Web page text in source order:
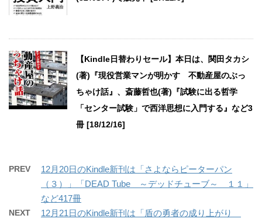
【Kindle日替わりセール】本日は、関田タカシ
(著)『現役営業マンが明かす 不動産屋のぶっ
ちゃけ話』、斎藤哲也(著)『試験に出る哲学
「センター試験」で西洋思想に入門する』など3
冊 [18/12/16]
PREV
12月20日のKindle新刊は「さよならピーターパン
（３）」「DEAD Tube ～デッドチューブ～ １１」
など417冊
NEXT
12月21日のKindle新刊は「盾の勇者の成り上がり